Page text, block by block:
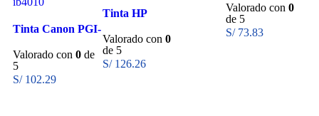
Tinta Canon PGI-
mb5310 / ib4010
Valorado con 0 de
5
S/102.29
Tinta HP
Yellow (OJP
9010) 700 Págs
Valorado con 0
de 5
S/126.26
Magenta para
xp-231, 431 4ml
Valorado con 0
de 5
S/73.83